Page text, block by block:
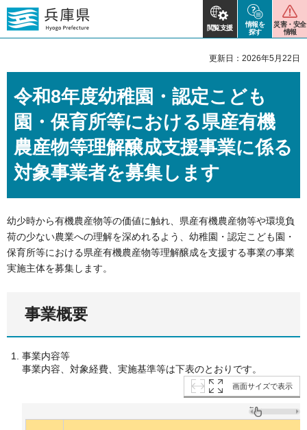
閲覧支援
情報を
探す
災害・安全
情報
更新日：2026年5月22日
令和8年度幼稚園・認定こども
園・保育所等における県産有機
農産物等理解醸成支援事業に係る
対象事業者を募集します
幼少時から有機農産物等の価値に触れ、県産有機農産物等や環境負
荷の少ない農業への理解を深めれるよう、幼稚園・認定こども園・
保育所等における県産有機農産物等理解醸成を支援する事業の事業
実施主体を募集します。
事業概要
事業内容等
事業内容、対象経費、実施基準等は下表のとおりです。
画面サイズで表示